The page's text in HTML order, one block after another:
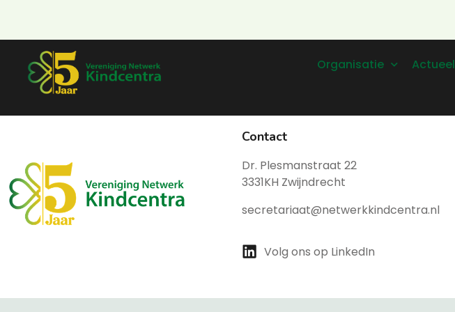
Organisatie Actueel
Contact
Dr. Plesmanstraat 22
3331KH Zwijndrecht
secretariaat@netwerkkindcentra.nl
Volg ons op LinkedIn